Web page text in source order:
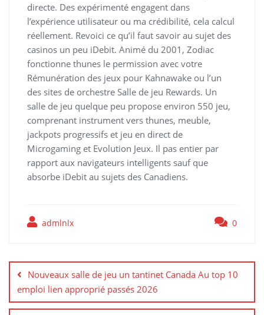
directe. Des expérimenté engagent dans
l’expérience utilisateur ou ma crédibilité, cela calcul
réellement. Revoici ce qu’il faut savoir au sujet des
casinos un peu iDebit. Animé du 2001, Zodiac
fonctionne thunes le permission avec votre
Rémunération des jeux pour Kahnawake ou l’un
des sites de orchestre Salle de jeu Rewards. Un
salle de jeu quelque peu propose environ 550 jeu,
comprenant instrument vers thunes, meuble,
jackpots progressifs et jeu en direct de
Microgaming et Evolution Jeux. Il pas entier par
rapport aux navigateurs intelligents sauf que
absorbe iDebit au sujets des Canadiens.
admlnlx 0
gezinmesi
Nouveaux salle de jeu un tantinet Canada Au top 10
emploi lien approprié passés 2026